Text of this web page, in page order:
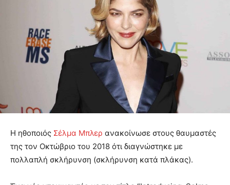
Η ηθοποιός Σέλμα Μπλερ ανακοίνωσε στους θαυμαστές
της τον Οκτώβριο του 2018 ότι διαγνώστηκε με
πολλαπλή σκλήρυνση (σκλήρυνση κατά πλάκας).